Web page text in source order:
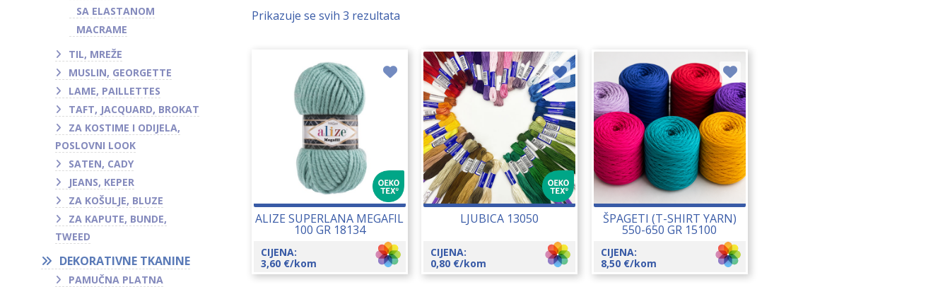
Prikazuje se svih 3 rezultata
ALIZE SUPERLANA MEGAFIL
100 GR 18134
CIJENA:
3,60 €/kom
LJUBICA 13050
CIJENA:
0,80 €/kom
ŠPAGETI (T-SHIRT YARN)
550-650 GR 15100
CIJENA:
8,50 €/kom
SA ELASTANOM
MACRAME
TIL, MREŽE
MUSLIN, GEORGETTE
LAME, PAILLETTES
TAFT, JACQUARD, BROKAT
ZA KOSTIME I ODIJELA,
POSLOVNI LOOK
SATEN, CADY
JEANS, KEPER
ZA KOŠULJE, BLUZE
ZA KAPUTE, BUNDE,
TWEED
DEKORATIVNE TKANINE
PAMUČNA PLATNA